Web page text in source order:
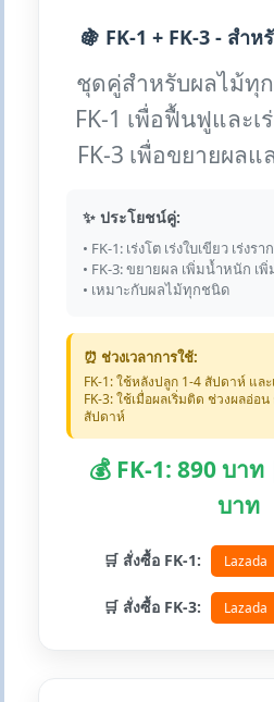
🍇 FK-1 + FK-3 - สำ
ชุดคู่สำหรับผลไม้ทุ
FK-1 เพื่อฟื้นฟูและเ
FK-3 เพื่อขยายผล
✨ ประโยชน์คู่:
• FK-1: เร่งโต เร่งใบเขียว เร่งราก
• FK-3: ขยายผล เพิ่มน้ำหนัก เ
• เหมาะกับผลไม้ทุกชนิด
⏰ ช่วงเวลาการใช้:
FK-1: ใช้หลังปลูก 1-4 สัปดาห์ แล
FK-3: ใช้เมื่อผลเริ่มติด ช่วงผลอ่อน
สัปดาห์
💰 FK-1: 890 บา
บาท
🛒 สั่งซื้อ FK-1: Lazada
🛒 สั่งซื้อ FK-3: Lazada